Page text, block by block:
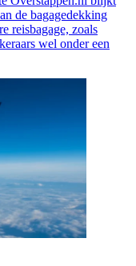
de bagagedekking
reisbagage, zoals
wel onder een